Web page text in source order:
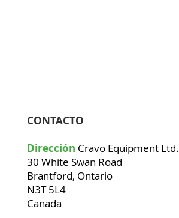
CONTACTO
Dirección Cravo Equipment Ltd.
30 White Swan Road
Brantford, Ontario
N3T 5L4
Canada